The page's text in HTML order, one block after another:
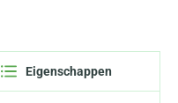
Eigenschappen